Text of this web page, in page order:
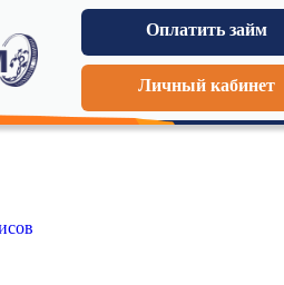
Оплатить займ
Личный кабинет